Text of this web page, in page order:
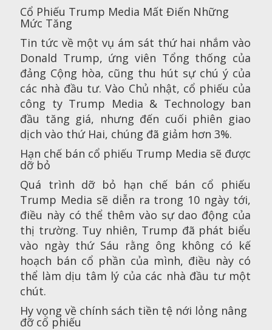
Cổ Phiếu Trump Media Mất Điến Những
Mức Tăng
Tin tức về một vụ ám sát thứ hai nhắm vào
Donald Trump, ứng viên Tổng thống của
đảng Cộng hòa, cũng thu hút sự chú ý của
các nhà đầu tư. Vào Chủ nhật, cổ phiếu của
công ty Trump Media & Technology ban
đầu tăng giá, nhưng đến cuối phiên giao
dịch vào thứ Hai, chúng đã giảm hơn 3%.
Hạn chế bán cổ phiếu Trump Media sẽ được
dỡ bỏ
Quá trình dỡ bỏ hạn chế bán cổ phiếu
Trump Media sẽ diễn ra trong 10 ngày tới,
điều này có thể thêm vào sự dao động của
thị trường. Tuy nhiên, Trump đã phát biểu
vào ngày thứ Sáu rằng ông không có kế
hoạch bán cổ phần của mình, điều này có
thể làm dịu tâm lý của các nhà đầu tư một
chút.
Hy vọng về chính sách tiền tệ nới lỏng nâng
đỡ cổ phiếu